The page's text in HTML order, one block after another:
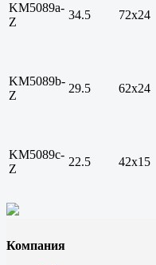
KM5089a-
Z
34.5 72х24
KM5089b-
Z
29.5 62х24
KM5089c-
Z
22.5 42х15
Компания